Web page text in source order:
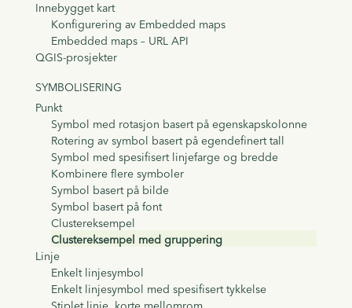
Innebygget kart
Konfigurering av Embedded maps
Embedded maps – URL API
QGIS-prosjekter
SYMBOLISERING
Punkt
Symbol med rotasjon basert på egenskapskolonne
Rotering av symbol basert på egendefinert tall
Symbol med spesifisert linjefarge og bredde
Kombinere flere symboler
Symbol basert på bilde
Symbol basert på font
Clustereksempel
Clustereksempel med gruppering
Linje
Enkelt linjesymbol
Enkelt linjesymbol med spesifisert tykkelse